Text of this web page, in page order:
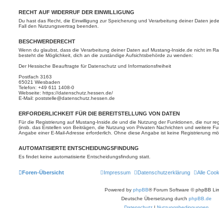
RECHT AUF WIDERRUF DER EINWILLIGUNG
Du hast das Recht, die Einwilligung zur Speicherung und Verarbeitung deiner Daten
Fall den Nutzungsvertrag beenden.
BESCHWERDERECHT
Wenn du glaubst, dass die Verarbeitung deiner Daten auf Mustang-Inside.de nicht im
besteht die Möglichkeit, dich an die zuständige Aufsichtsbehörde zu wenden:
Der Hessische Beauftragte für Datenschutz und Informationsfreiheit
Postfach 3163
65021 Wiesbaden
Telefon: +49 611 1408-0
Webseite: https://datenschutz.hessen.de/
E-Mail: poststelle@datenschutz.hessen.de
ERFORDERLICHKEIT FÜR DIE BEREITSTELLUNG VON DATEN
Für die Registrierung auf Mustang-Inside.de und die Nutzung der Funktionen, die nur
(insb. das Erstellen von Beiträgen, die Nutzung von Privaten Nachrichten und weitere
Angabe einer E-Mail-Adresse erforderlich. Ohne diese Angabe ist keine Registrierung
AUTOMATISIERTE ENTSCHEIDUNGSFINDUNG
Es findet keine automatisierte Entscheidungsfindung statt.
Foren-Übersicht Alle
Datenschutzerklärung
Impressum
Powered by phpBB® Forum Software © phpBB
Deutsche Übersetzung durch phpBB.de